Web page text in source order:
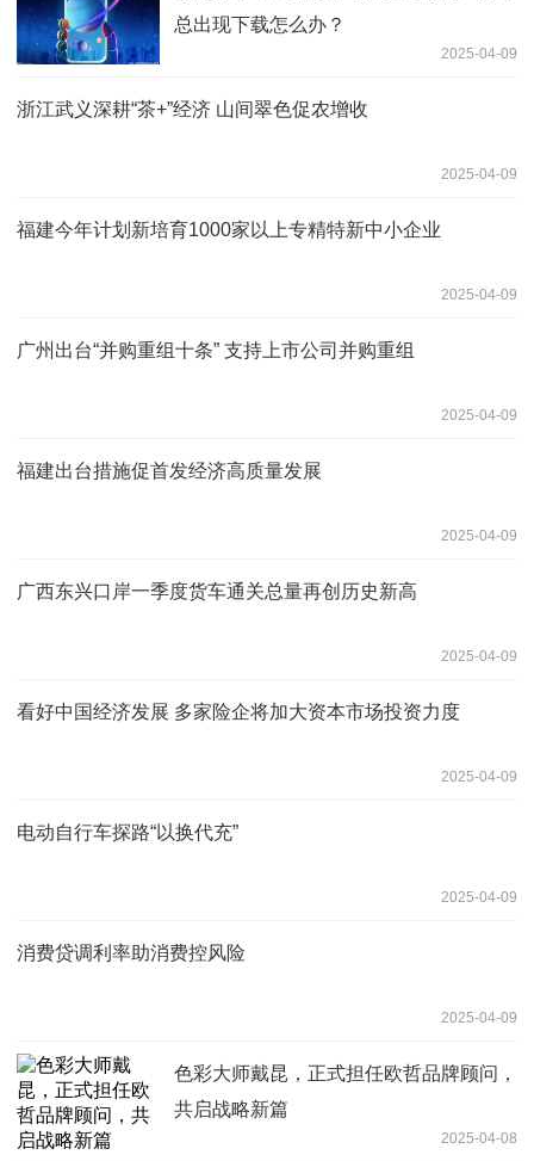
总出现下载怎么办？
2025-04-09
浙江武义深耕“茶+”经济 山间翠色促农增收
2025-04-09
福建今年计划新培育1000家以上专精特新中小企业
2025-04-09
广州出台“并购重组十条” 支持上市公司并购重组
2025-04-09
福建出台措施促首发经济高质量发展
2025-04-09
广西东兴口岸一季度货车通关总量再创历史新高
2025-04-09
看好中国经济发展 多家险企将加大资本市场投资力度
2025-04-09
电动自行车探路“以换代充”
2025-04-09
消费贷调利率助消费控风险
2025-04-09
色彩大师戴昆，正式担任欧哲品牌顾问，
共启战略新篇
2025-04-08